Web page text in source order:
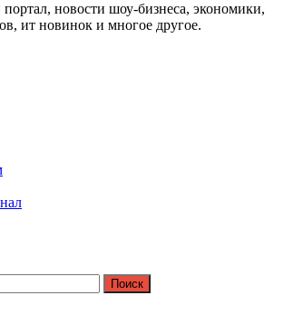
новости шоу-бизнеса, экономики,
ит новинок и многое другое.